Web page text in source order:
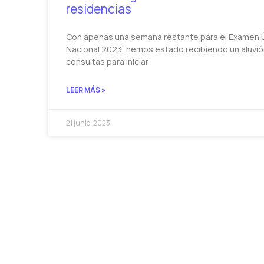
residencias
Con apenas una semana restante para el Examen
Nacional 2023, hemos estado recibiendo un
consultas para iniciar
LEER MÁS »
21 junio, 2023